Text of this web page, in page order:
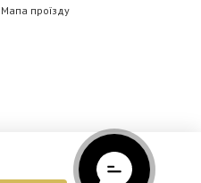
Мапа проїзду